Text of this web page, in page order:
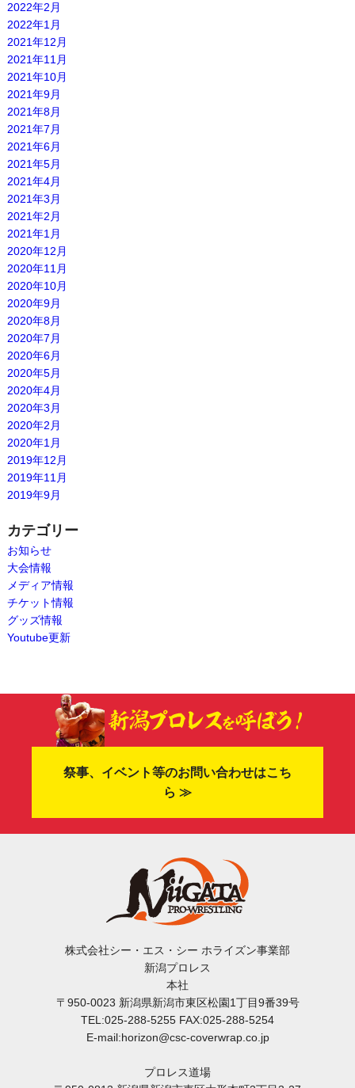
2022年2月
2022年1月
2021年12月
2021年11月
2021年10月
2021年9月
2021年8月
2021年7月
2021年6月
2021年5月
2021年4月
2021年3月
2021年2月
2021年1月
2020年12月
2020年11月
2020年10月
2020年9月
2020年8月
2020年7月
2020年6月
2020年5月
2020年4月
2020年3月
2020年2月
2020年1月
2019年12月
2019年11月
2019年9月
カテゴリー
お知らせ
大会情報
メディア情報
チケット情報
グッズ情報
Youtube更新
祭事、イベント等のお問い合わせはこち
ら ≫
株式会社シー・エス・シー ホライズン事業部
新潟プロレス
本社
〒950-0023 新潟県新潟市東区松園1丁目9番39号
TEL:025-288-5255 FAX:025-288-5254
E-mail:horizon@csc-coverwrap.co.jp
プロレス道場